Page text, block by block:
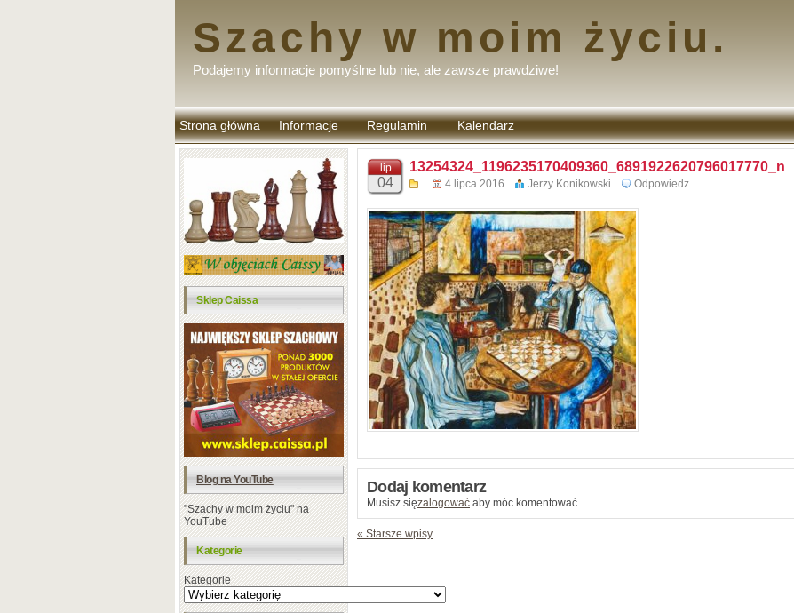
Szachy w moim życiu.
Podajemy informacje pomyślne lub nie, ale zawsze prawdziwe!
Strona główna Informacje Regulamin
komentarzy
Kalendarz
Sklep Caissa
Blog na YouTube
"Szachy w moim życiu" na
YouTube
Kategorie
Kategorie
lip
04
13254324_1196235170409360_6891922620796017770_n
4 lipca 2016 Jerzy Konikowski Odpowiedz
Dodaj komentarz
Musisz sięzalogować aby móc komentować.
« Starsze wpisy